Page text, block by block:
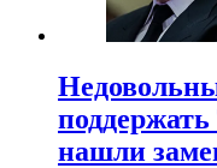
нашли